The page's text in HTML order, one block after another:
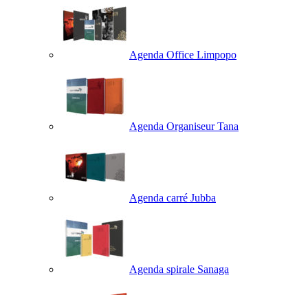
Agenda Office Limpopo
Agenda Organiseur Tana
Agenda carré Jubba
Agenda spirale Sanaga